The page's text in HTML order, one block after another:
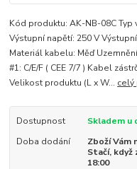
Kód produktu: AK-NB-08C
Výstupní napětí: 250 V
Materiál kabelu: Měď
#1: C/E/F ( CEE 7/7 ) Kabel
Velikost produktu (L x W... celý
Dostupnost
Skladem u
Doba dodání
Zboží Vám
Stačí,
18:00